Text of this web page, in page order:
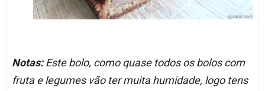
Notas:Este bolo, como quase todos os bolos com
fruta e legumes vão ter muita humidade, logo tens